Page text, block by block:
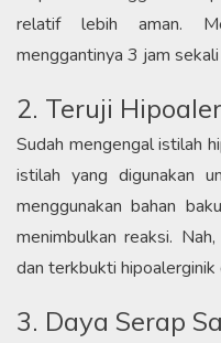
relatif lebih aman.
menggantinya 3 jam sekali
2. Teruji
Sudah mengengal istilah
istilah yang digunakan
menggunakan bahan
menimbulkan reaksi.
dan terkbukti hipoalerginik
3. Daya Serap